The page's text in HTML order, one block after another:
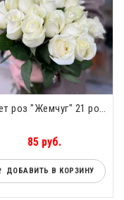
Букет роз "Жемчуг" 21 роза
85 руб.
ДОБАВИТЬ В КОРЗИНУ